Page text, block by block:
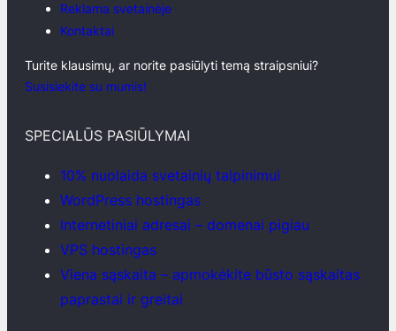
Reklama svetainėje
Kontaktai
Turite klausimų, ar norite pasiūlyti temą straipsniui?
Susisiekite su mumis!
SPECIALŪS PASIŪLYMAI
10% nuolaida svetainių talpinimui
WordPress hostingas
Internetiniai adresai – domenai pigiau
VPS hostingas
Viena sąskaita – apmokėkite būsto sąskaitas
paprastai ir greitai